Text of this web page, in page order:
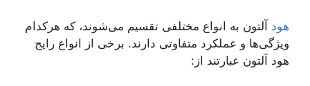
هود آلتون به انواع مختلفی تقسیم می‌شوند، که هرکدام
ویژگی‌ها و عملکرد متفاوتی دارند. برخی از انواع رایج
هود آلتون عبارتند از: